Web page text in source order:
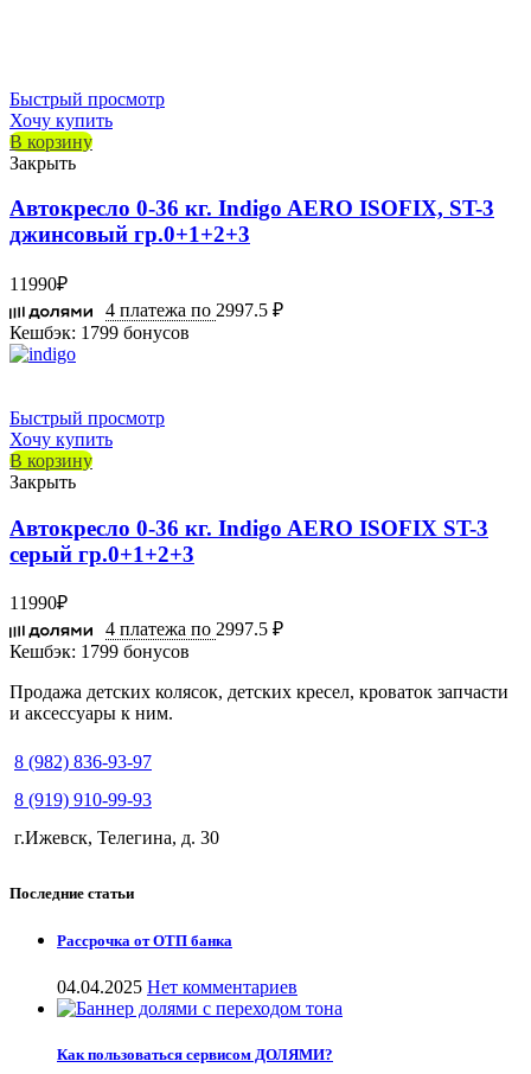
Быстрый просмотр
Хочу купить
В корзину
Закрыть
Автокресло 0-36 кг. Indigo AERO ISOFIX, ST-3
джинсовый гр.0+1+2+3
11990₽
4 платежа по 2997.5 ₽
Кешбэк: 1799 бонусов
Быстрый просмотр
Хочу купить
В корзину
Закрыть
Автокресло 0-36 кг. Indigo AERO ISOFIX ST-3
серый гр.0+1+2+3
11990₽
4 платежа по 2997.5 ₽
Кешбэк: 1799 бонусов
Продажа детских колясок, детских кресел, кроваток запчасти
и аксессуары к ним.
8 (982) 836-93-97
8 (919) 910-99-93
г.Ижевск, Телегина, д. 30
Последние статьи
Рассрочка от ОТП банка
04.04.2025 Нет комментариев
Как пользоваться сервисом ДОЛЯМИ?